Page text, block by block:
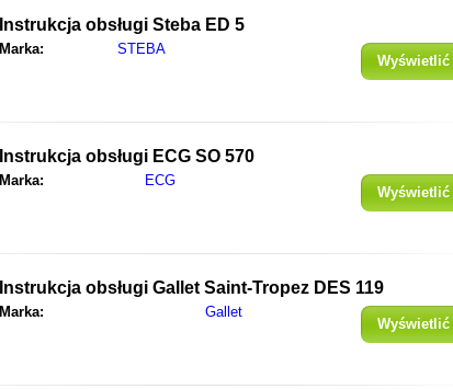
Instrukcja obsługi Steba ED 5
Marka: STEBA
Instrukcja obsługi ECG SO 570
Marka: ECG
Instrukcja obsługi Gallet Saint-Tropez DES 119
Marka: Gallet